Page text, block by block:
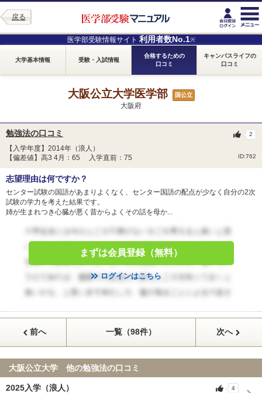
戻る
医学部受験情報サイト 利用者数No.1※
大学基本情報 受験・入試情報
合格するための
口コミ
キャンパスライフの
口コミ
大阪公立大学医学部 国公立
大阪府
勉強法の口コミ
【入学年度】2014年（浪人）
【偏差値】高3 4月：65 入学直前：75
ID:762
2
志望理由は何ですか？
センター試験の国語があまりよくなく、センター国語の配点が少なく自分の2次
試験の学力を考えた結果です。
姉が生まれつき心臓が悪く昔からよくその話を母か...
まずは会員登録（無料）
ログインはこちら
前へ 一覧（98件） 次へ
大阪公立大学 他の勉強法の口コミ
2025入学（浪人） 4